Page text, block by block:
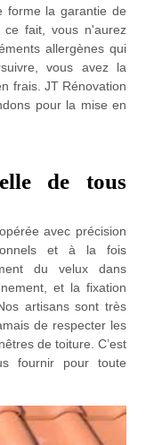
forme la garantie de
ce fait, vous n'aurez
allergènes qui
vous avez la
frais. JT Rénovation
pour la mise en
de tous
avec précision
et à la fois
du velux dans
et la fixation
artisans sont très
de respecter les
de toiture. C’est
fournir pour toute